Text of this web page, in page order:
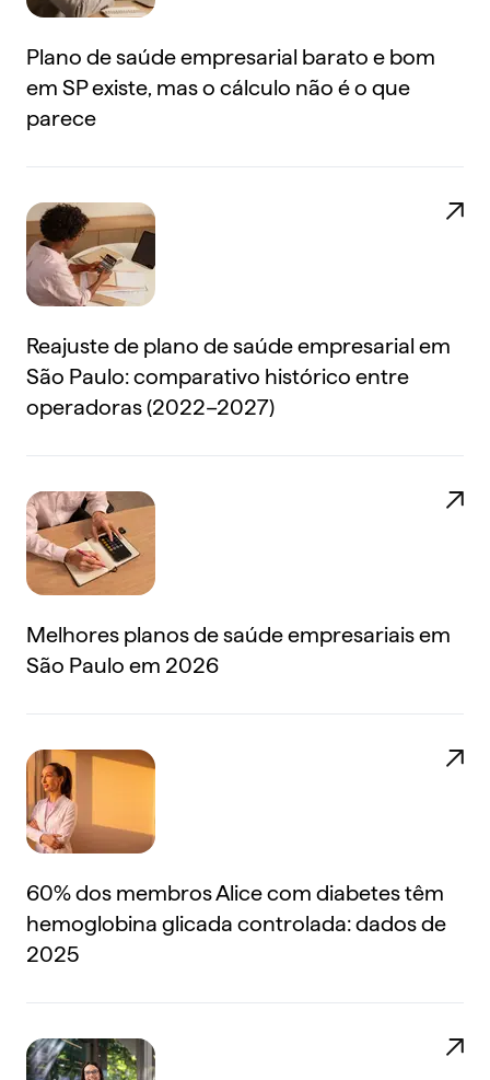
Plano de saúde empresarial barato e bom
em SP existe, mas o cálculo não é o que
parece
Reajuste de plano de saúde empresarial em
São Paulo: comparativo histórico entre
operadoras (2022–2027)
Melhores planos de saúde empresariais em
São Paulo em 2026
60% dos membros Alice com diabetes têm
hemoglobina glicada controlada: dados de
2025